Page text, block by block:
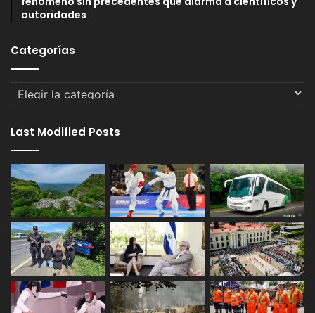
autoridades
Categorías
Categorías
Last Modified Posts